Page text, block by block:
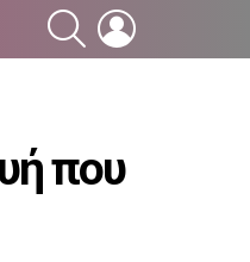
SEARCH
που